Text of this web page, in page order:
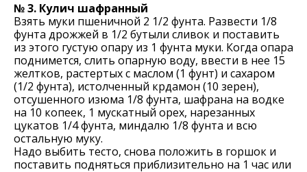
№ 3. Кулич шафранный
Взять муки пшеничной 2 1/2 фунта. Развести 1/8
фунта дрожжей в 1/2 бутыли сливок и поставить
из этого густую опару из 1 фунта муки. Когда опара
поднимется, слить опарную воду, ввести в нее 15
желтков, растертых с маслом (1 фунт) и сахаром
(1/2 фунта), истолченный крдамон (10 зерен),
отсушенного изюма 1/8 фунта, шафрана на водке
на 10 копеек, 1 мускатный орех, нарезанных
цукатов 1/4 фунта, миндалю 1/8 фунта и всю
остальную муку.
Надо выбить тесто, снова положить в горшок и
поставить подняться приблизительно на 1 час или